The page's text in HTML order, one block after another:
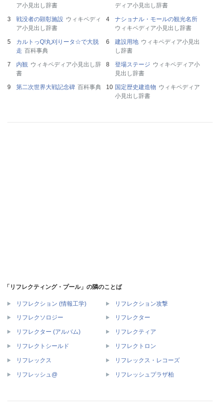
ア小見出し辞書
ディア小見出し辞書
戦没者の顕彰施設 ウィキペディ
ア小見出し辞書
ナショナル・モールの観光名所
ウィキペディア小見出し辞書
カルトっQ!丸刈りータ☆で大脱
走 百科事典
建設用地 ウィキペディア小見出
し辞書
内観 ウィキペディア小見出し辞
書
登場ステージ ウィキペディア小
見出し辞書
第二次世界大戦記念碑 百科事典 国定歴史建造物 ウィキペディア
小見出し辞書
「リフレクティング・プール」の隣のことば
リフレクション (情報工学) リフレクション攻撃
リフレクソロジー リフレクター
リフレクター (アルバム) リフレクティア
リフレクトシールド リフレクトロン
リフレックス リフレックス・レコーズ
リフレッシュ@ リフレッシュプラザ柏